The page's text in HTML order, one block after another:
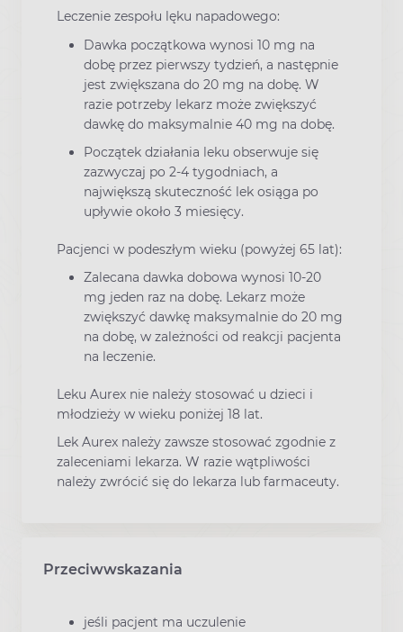
Leczenie zespołu lęku napadowego:
Dawka początkowa wynosi 10 mg na
dobę przez pierwszy tydzień, a następnie
jest zwiększana do 20 mg na dobę. W
razie potrzeby lekarz może zwiększyć
dawkę do maksymalnie 40 mg na dobę.
Początek działania leku obserwuje się
zazwyczaj po 2-4 tygodniach, a
największą skuteczność lek osiąga po
upływie około 3 miesięcy.
Pacjenci w podeszłym wieku (powyżej 65 lat):
Zalecana dawka dobowa wynosi 10-20
mg jeden raz na dobę. Lekarz może
zwiększyć dawkę maksymalnie do 20 mg
na dobę, w zależności od reakcji pacjenta
na leczenie.
Leku Aurex nie należy stosować u dzieci i
młodzieży w wieku poniżej 18 lat.
Lek Aurex należy zawsze stosować zgodnie z
zaleceniami lekarza. W razie wątpliwości
należy zwrócić się do lekarza lub farmaceuty.
Przeciwwskazania
jeśli pacjent ma uczulenie